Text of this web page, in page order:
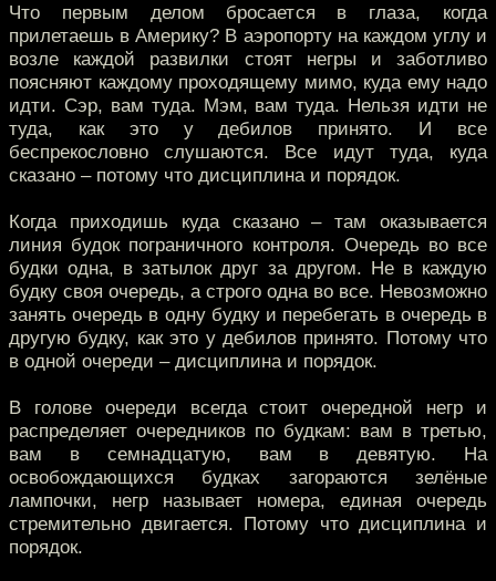
Что первым делом бросается в глаза, когда
прилетаешь в Америку? В аэропорту на каждом углу и
возле каждой развилки стоят негры и заботливо
поясняют каждому проходящему мимо, куда ему надо
идти. Сэр, вам туда. Мэм, вам туда. Нельзя идти не
туда, как это у дебилов принято. И все
беспрекословно слушаются. Все идут туда, куда
сказано – потому что дисциплина и порядок.
Когда приходишь куда сказано – там оказывается
линия будок пограничного контроля. Очередь во все
будки одна, в затылок друг за другом. Не в каждую
будку своя очередь, а строго одна во все. Невозможно
занять очередь в одну будку и перебегать в очередь в
другую будку, как это у дебилов принято. Потому что
в одной очереди – дисциплина и порядок.
В голове очереди всегда стоит очередной негр и
распределяет очередников по будкам: вам в третью,
вам в семнадцатую, вам в девятую. На
освобождающихся будках загораются зелёные
лампочки, негр называет номера, единая очередь
стремительно двигается. Потому что дисциплина и
порядок.